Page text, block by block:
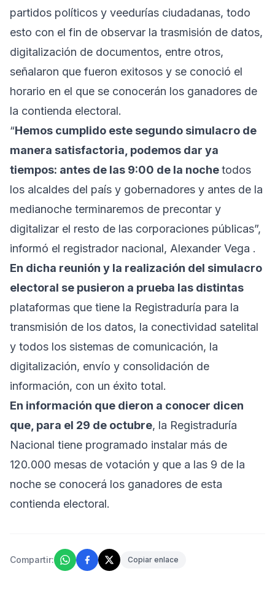
partidos políticos y veedurías ciudadanas, todo
esto con el fin de observar la trasmisión de datos,
digitalización de documentos, entre otros,
señalaron que fueron exitosos y se conoció el
horario en el que se conocerán los ganadores de
la contienda electoral.
“Hemos cumplido este segundo simulacro de
manera satisfactoria, podemos dar ya
tiempos: antes de las 9:00 de la nochetodos
los alcaldes del país y gobernadores y antes de la
medianoche terminaremos de precontar y
digitalizar el resto de las corporaciones públicas”,
informó el registrador nacional, Alexander Vega .
En dicha reunión y la realización del simulacro
electoral se pusieron a prueba las distintas
plataformas que tiene la Registraduría para la
transmisión de los datos, la conectividad satelital
y todos los sistemas de comunicación, la
digitalización, envío y consolidación de
información, con un éxito total.
En información que dieron a conocer dicen
que, para el 29 de octubre, la Registraduría
Nacional tiene programado instalar más de
120.000 mesas de votación y que a las 9 de la
noche se conocerá los ganadores de esta
contienda electoral.
Compartir: Copiar enlace